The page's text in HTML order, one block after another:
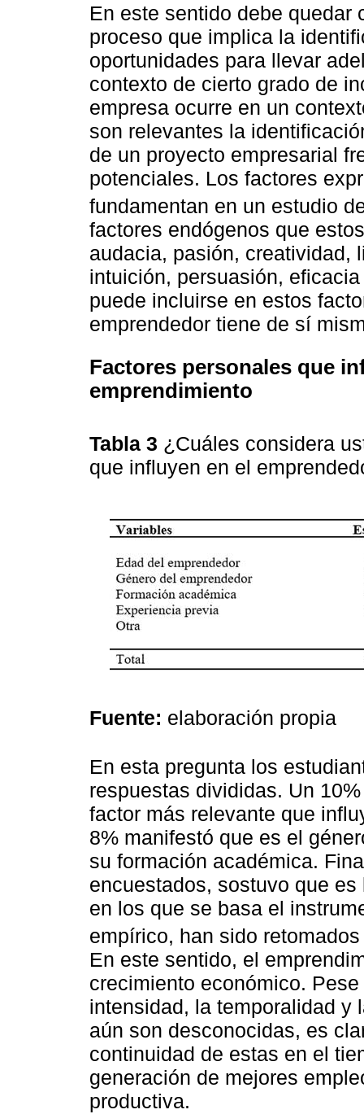
En este sentido debe quedar
proceso que implica la
oportunidades para llevar
contexto de cierto grado de
empresa ocurre en un
son relevantes la
de un proyecto empresarial
potenciales. Los factores
fundamentan en un estudio
factores endógenos que
audacia, pasión, creatividad,
intuición, persuasión,
puede incluirse en estos
emprendedor tiene de sí
Factores personales que
emprendimiento
Tabla 3 ¿Cuáles considera
que influyen en el
Fuente: elaboración propia
En esta pregunta los
respuestas divididas. Un
factor más relevante que
8% manifestó que es el
su formación académica.
encuestados, sostuvo que
en los que se basa el
empírico, han sido
En este sentido, el
crecimiento económico.
intensidad, la temporalidad y
aún son desconocidas, es
continuidad de estas en el
generación de mejores
productiva.